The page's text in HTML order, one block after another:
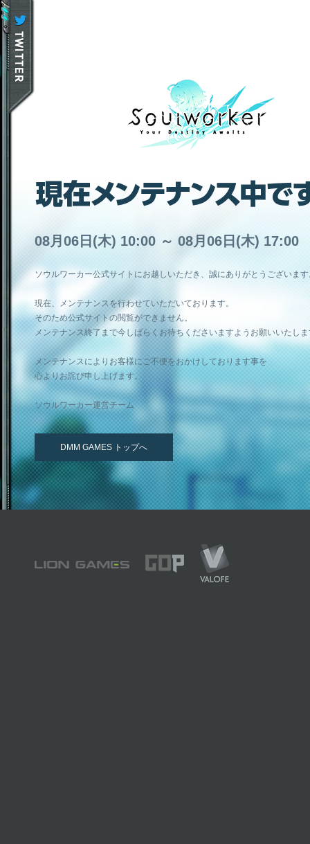
08月06日(木) 10:00 ～ 08月06日(木) 17:00
ソウルワーカー公式サイトにお越しいただき、誠にありがとうございま
現在、メンテナンスを行わせていただいております。
そのため公式サイトの閲覧ができません。
メンテナンス終了まで今しばらくお待ちくださいますようお願いいたし
メンテナンスによりお客様にご不便をおかけしております事を
心よりお詫び申し上げます。
ソウルワーカー運営チーム
DMM GAMES トップへ